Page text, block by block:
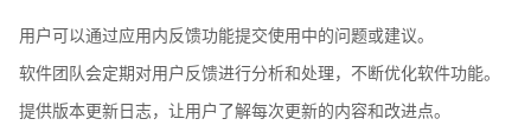
用户可以通过应用内反馈功能提交使用中的问题或建议。
软件团队会定期对用户反馈进行分析和处理，不断优化软件功能。
提供版本更新日志，让用户了解每次更新的内容和改进点。